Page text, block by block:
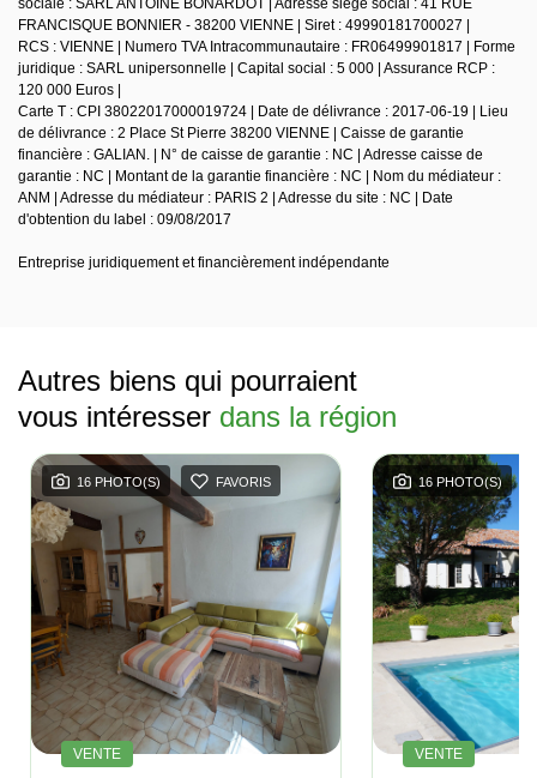
sociale : SARL ANTOINE BONARDOT | Adresse siège social : 41 RUE
FRANCISQUE BONNIER - 38200 VIENNE | Siret : 49990181700027 |
RCS : VIENNE | Numero TVA Intracommunautaire : FR06499901817 | Forme
juridique : SARL unipersonnelle | Capital social : 5 000 | Assurance RCP :
120 000 Euros |
Carte T : CPI 38022017000019724 | Date de délivrance : 2017-06-19 | Lieu
de délivrance : 2 Place St Pierre 38200 VIENNE | Caisse de garantie
financière : GALIAN. | N° de caisse de garantie : NC | Adresse caisse de
garantie : NC | Montant de la garantie financière : NC | Nom du médiateur :
ANM | Adresse du médiateur : PARIS 2 | Adresse du site : NC | Date
d'obtention du label : 09/08/2017
Entreprise juridiquement et financièrement indépendante
Autres biens qui pourraient
vous intéresser dans la région
16 PHOTO(S) FAVORIS
VENTE
16 PHOTO(S)
VENTE